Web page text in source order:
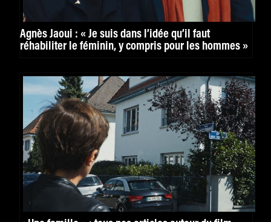
Agnès Jaoui : « Je suis dans l’idée qu’il faut
réhabiliter le féminin, y compris pour les hommes »